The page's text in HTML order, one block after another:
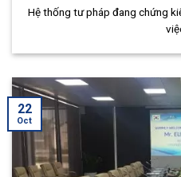
Hệ thống tư pháp đang chứng
22
Oct